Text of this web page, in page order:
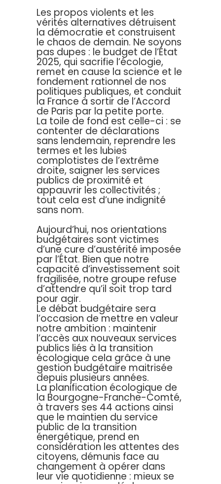
Les propos violents et les
vérités alternatives détruisent
la démocratie et construisent
le chaos de demain. Ne soyons
pas dupes : le budget de l’État
2025, qui sacrifie l’écologie,
remet en cause la science et le
fondement rationnel de nos
politiques publiques, et conduit
la France à sortir de l’Accord
de Paris par la petite porte.
La toile de fond est celle-ci : se
contenter de déclarations
sans lendemain, reprendre les
termes et les lubies
complotistes de l’extrême
droite, saigner les services
publics de proximité et
appauvrir les collectivités ;
tout cela est d’une indignité
sans nom.
Aujourd’hui, nos orientations
budgétaires sont victimes
d’une cure d’austérité imposée
par l’État. Bien que notre
capacité d’investissement soit
fragilisée, notre groupe refuse
d’attendre qu’il soit trop tard
pour agir.
Le débat budgétaire sera
l’occasion de mettre en valeur
notre ambition : maintenir
l’accès aux nouveaux services
publics liés à la transition
écologique cela grâce à une
gestion budgétaire maitrisée
depuis plusieurs années.
La planification écologique de
la Bourgogne-Franche-Comté,
à travers ses 44 actions ainsi
que le maintien du service
public de la transition
énergétique, prend en
considération les attentes des
citoyens, démunis face au
changement à opérer dans
leur vie quotidienne : mieux se